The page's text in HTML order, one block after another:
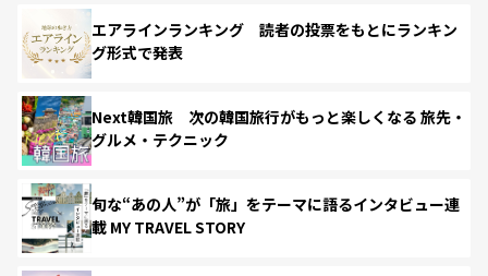
エアラインランキング 読者の投票をもとにランキン
グ形式で発表
Next韓国旅 次の韓国旅行がもっと楽しくなる 旅先・
グルメ・テクニック
旬な“あの人”が「旅」をテーマに語るインタビュー連
載 MY TRAVEL STORY